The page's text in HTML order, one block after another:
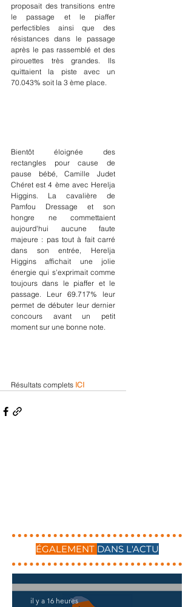
proposait des transitions entre
le passage et le piaffer
perfectibles ainsi que des
résistances dans le passage
après le pas rassemblé et des
pirouettes très grandes. Ils
quittaient la piste avec un
70.043% soit la 3 ème place.
Bientôt éloignée des
rectangles pour cause de
pause bébé, Camille Judet
Chéret est 4 ème avec Herelja
Higgins. La cavalière de
Pamfou Dressage et son
hongre ne commettaient
aujourd'hui aucune faute
majeure : pas tout à fait carré
dans son entrée, Herelja
Higgins affichait une jolie
énergie qui s'exprimait comme
toujours dans le piaffer et le
passage. Leur 69.717% leur
permet de débuter leur dernier
concours avant un petit
moment sur une bonne note.
Résultats complets ICI
ÉGALEMENT DANS L'ACTU
il y a 16 heures